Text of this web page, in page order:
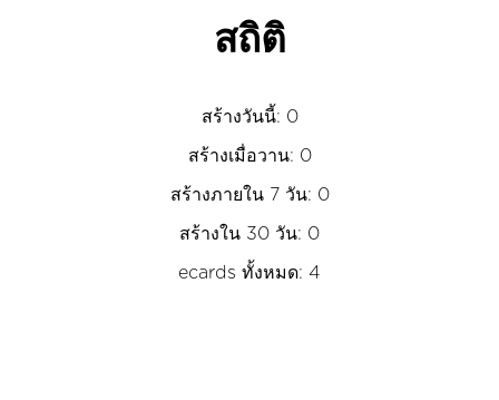
สถิติ
สร้างวันนี้: 0
สร้างเมื่อวาน: 0
สร้างภายใน 7 วัน: 0
สร้างใน 30 วัน: 0
ecards ทั้งหมด: 4